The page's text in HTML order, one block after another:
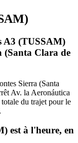
A3 (TUSSAM)
(Santa Clara de
Sierra (Santa
Av. la Aeronáutica
du trajet pour le
est à l'heure, en